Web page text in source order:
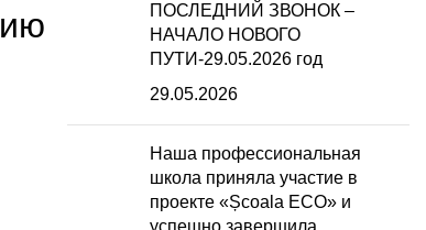
ПОСЛЕДНИЙ ЗВОНОК –
НАЧАЛО НОВОГО
ПУТИ-29.05.2026 год
29.05.2026
Наша профессиональная
школа приняла участие в
проекте «Școala ECO» и
успешно завершила